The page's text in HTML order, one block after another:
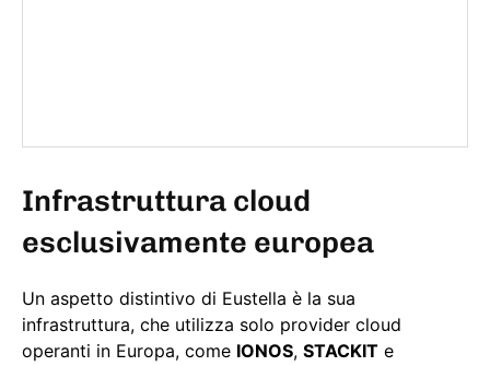
Infrastruttura cloud
esclusivamente europea
Un aspetto distintivo di Eustella è la sua
infrastruttura, che utilizza solo provider cloud
operanti in Europa, come IONOS, STACKIT e